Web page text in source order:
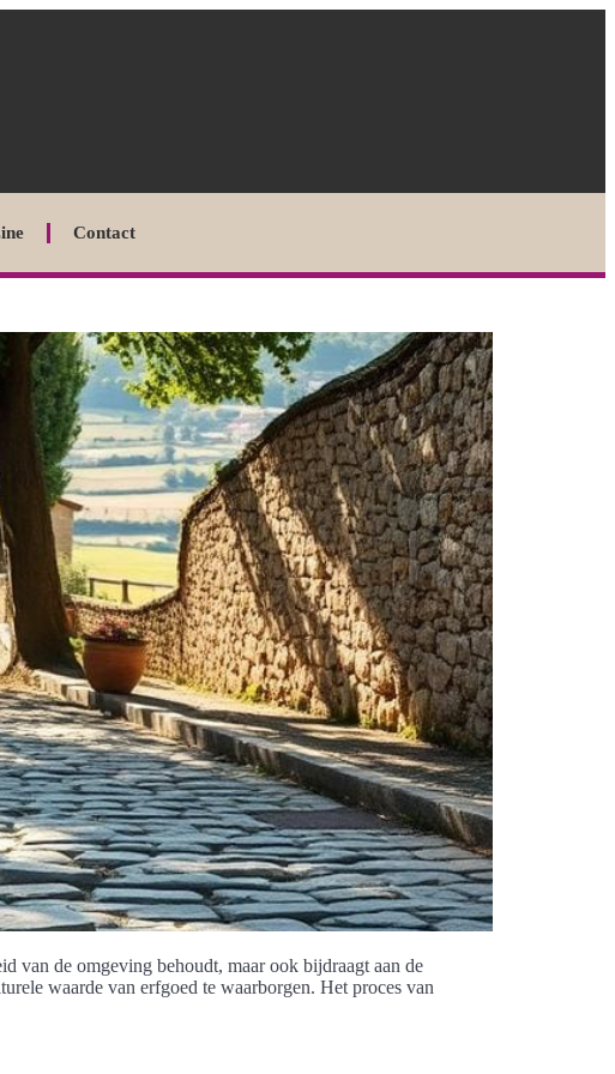
Contact
van de omgeving behoudt, maar ook bijdraagt aan de
waarde van erfgoed te waarborgen. Het proces van